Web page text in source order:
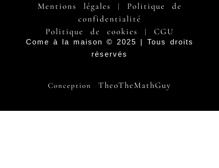
Mentions légales | Politique de
confidentialité
Politique de cookies
| CGU
Come à la maison © 2025 | Tous droits
réservés
Conception TheoTheMathGuy